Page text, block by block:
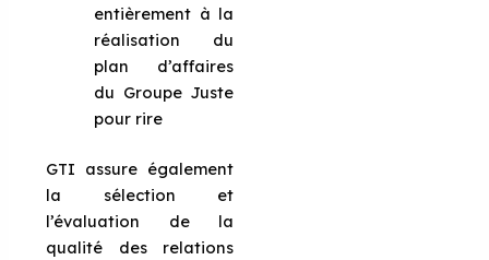
entièrement à la
réalisation du
plan d’affaires
du Groupe Juste
pour rire
GTI assure également
la sélection et
l’évaluation de la
qualité des relations